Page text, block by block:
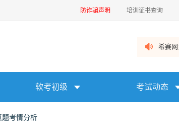
防诈骗声明 培训证书查询
希赛
软考初级 考试动态
考情分析